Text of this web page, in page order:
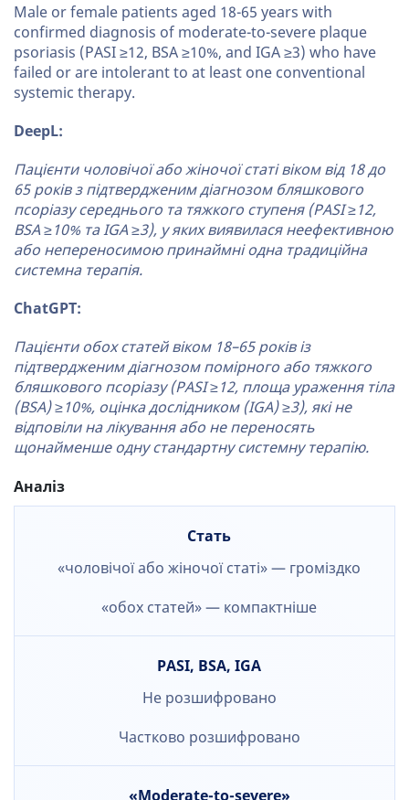
Male or female patients aged 18-65 years with
confirmed diagnosis of moderate-to-severe plaque
psoriasis (PASI ≥12, BSA ≥10%, and IGA ≥3) who have
failed or are intolerant to at least one conventional
systemic therapy.
DeepL:
Пацієнти чоловічої або жіночої статі віком від 18 до
65 років з підтвердженим діагнозом бляшкового
псоріазу середнього та тяжкого ступеня (PASI ≥12,
BSA ≥10% та IGA ≥3), у яких виявилася неефективною
або непереносимою принаймні одна традиційна
системна терапія.
ChatGPT:
Пацієнти обох статей віком 18–65 років із
підтвердженим діагнозом помірного або тяжкого
бляшкового псоріазу (PASI ≥12, площа ураження тіла
(BSA) ≥10%, оцінка дослідником (IGA) ≥3), які не
відповіли на лікування або не переносять
щонайменше одну стандартну системну терапію.
Аналіз
Стать
«чоловічої або жіночої статі» — громіздко
«обох статей» — компактніше
PASI, BSA, IGA
Не розшифровано
Частково розшифровано
«Moderate-to-severe»